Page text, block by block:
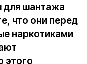
для шантажа
что они перед
наркотиками
этого